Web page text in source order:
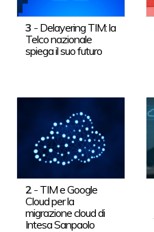
3 - Delayering TIM: la
Telco nazionale
spiega il suo futuro
2- TIM e Google
Cloud per la
migrazione cloud di
Intesa Sanpaolo